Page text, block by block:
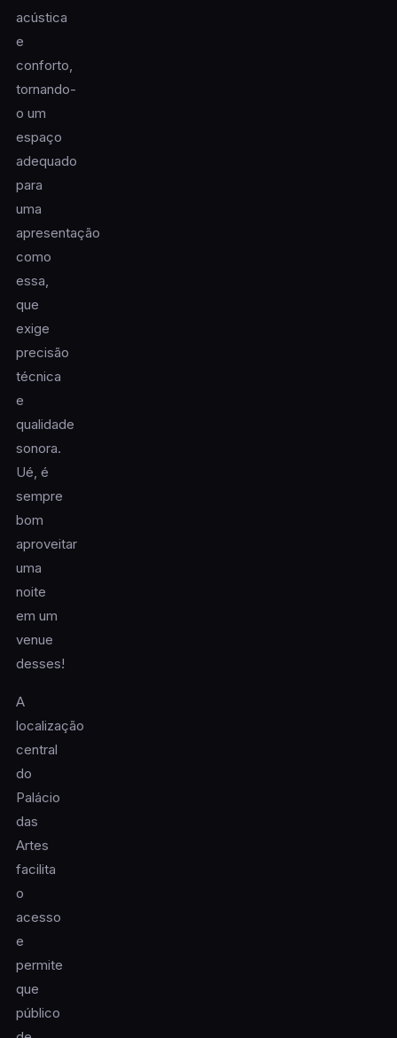
acústica
e
conforto,
tornando-
o um
espaço
adequado
para
uma
apresentação
como
essa,
que
exige
precisão
técnica
e
qualidade
sonora.
Ué, é
sempre
bom
aproveitar
uma
noite
em um
venue
desses!
A
localização
central
do
Palácio
das
Artes
facilita
o
acesso
e
permite
que
público